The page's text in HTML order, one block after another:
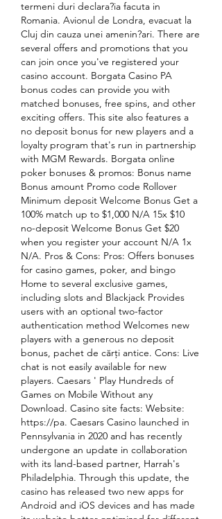
termeni duri declara?ia facuta in
Romania. Avionul de Londra, evacuat la
Cluj din cauza unei amenin?ari. There are
several offers and promotions that you
can join once you've registered your
casino account. Borgata Casino PA
bonus codes can provide you with
matched bonuses, free spins, and other
exciting offers. This site also features a
no deposit bonus for new players and a
loyalty program that's run in partnership
with MGM Rewards. Borgata online
poker bonuses & promos: Bonus name
Bonus amount Promo code Rollover
Minimum deposit Welcome Bonus Get a
100% match up to $1,000 N/A 15x $10
no-deposit Welcome Bonus Get $20
when you register your account N/A 1x
N/A. Pros & Cons: Pros: Offers bonuses
for casino games, poker, and bingo
Home to several exclusive games,
including slots and Blackjack Provides
users with an optional two-factor
authentication method Welcomes new
players with a generous no deposit
bonus, pachet de cărți antice. Cons: Live
chat is not easily available for new
players. Caesars ' Play Hundreds of
Games on Mobile Without any
Download. Casino site facts: Website:
https://pa. Caesars Casino launched in
Pennsylvania in 2020 and has recently
undergone an update in collaboration
with its land-based partner, Harrah's
Philadelphia. Through this update, the
casino has released two new apps for
Android and iOS devices and has made